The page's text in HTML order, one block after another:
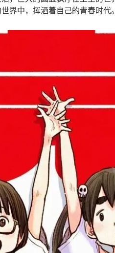
界中，挥洒着自己的青春时代。